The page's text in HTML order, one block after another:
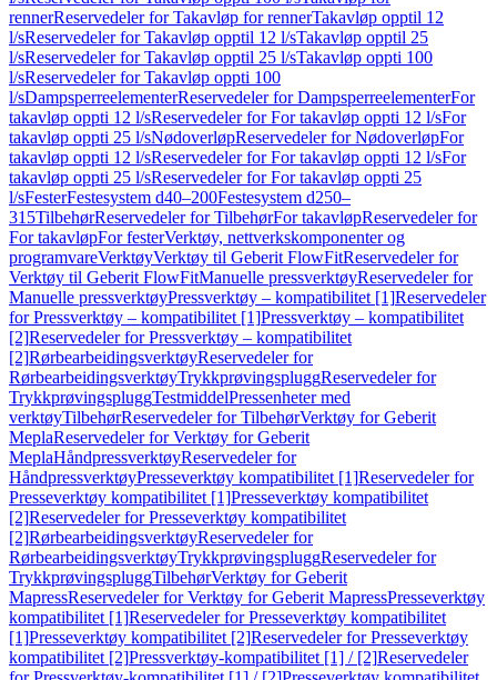
rennerReservedeler for Takavløp for rennerTakavløp opptil 12
l/sReservedeler for Takavløp opptil 12 l/sTakavløp opptil 25
l/sReservedeler for Takavløp opptil 25 l/sTakavløp oppti 100
l/sReservedeler for Takavløp oppti 100
l/sDampsperreelementerReservedeler for DampsperreelementerFor
takavløp oppti 12 l/sReservedeler for For takavløp oppti 12 l/sFor
takavløp oppti 25 l/sNødoverløpReservedeler for NødoverløpFor
takavløp oppti 12 l/sReservedeler for For takavløp oppti 12 l/sFor
takavløp oppti 25 l/sReservedeler for For takavløp oppti 25
l/sFesterFestesystem d40–200Festesystem d250–
315TilbehørReservedeler for TilbehørFor takavløpReservedeler for
For takavløpFor festerVerktøy, nettverkskomponenter og
programvareVerktøyVerktøy til Geberit FlowFitReservedeler for
Verktøy til Geberit FlowFitManuelle pressverktøyReservedeler for
Manuelle pressverktøyPressverktøy – kompatibilitet [1]Reservedeler
for Pressverktøy – kompatibilitet [1]Pressverktøy – kompatibilitet
[2]Reservedeler for Pressverktøy – kompatibilitet
[2]RørbearbeidingsverktøyReservedeler for
RørbearbeidingsverktøyTrykkprøvingspluggReservedeler for
TrykkprøvingspluggTestmiddelPressenheter med
verktøyTilbehørReservedeler for TilbehørVerktøy for Geberit
MeplaReservedeler for Verktøy for Geberit
MeplaHåndpressverktøyReservedeler for
HåndpressverktøyPresseverktøy kompatibilitet [1]Reservedeler for
Presseverktøy kompatibilitet [1]Presseverktøy kompatibilitet
[2]Reservedeler for Presseverktøy kompatibilitet
[2]RørbearbeidingsverktøyReservedeler for
RørbearbeidingsverktøyTrykkprøvingspluggReservedeler for
TrykkprøvingspluggTilbehørVerktøy for Geberit
MapressReservedeler for Verktøy for Geberit MapressPresseverktøy
kompatibilitet [1]Reservedeler for Presseverktøy kompatibilitet
[1]Presseverktøy kompatibilitet [2]Reservedeler for Presseverktøy
kompatibilitet [2]Pressverktøy-kompatibilitet [1] / [2]Reservedeler